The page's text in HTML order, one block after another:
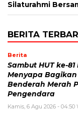
Silaturahmi
BERITA
Berita
Sambut HUT ke-
Menyapa Bagikan
Benderah Merah
Pengendara
Kamis, 6 Agu 2026 - 04:50